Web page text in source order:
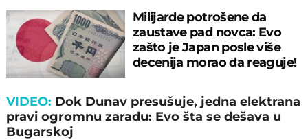
Milijarde potrošene da
zaustave pad novca: Evo
zašto je Japan posle više
decenija morao da reaguje!
VIDEO: Dok Dunav presušuje, jedna elektrana
pravi ogromnu zaradu: Evo šta se dešava u
Bugarskoj